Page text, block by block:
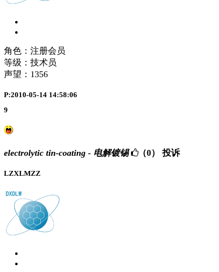
角色：注册会员
等级：技术员
声望： 1356
P:2010-05-14 14:58:06
9
electrolytic tin-coating - 电解镀锡 （0） 投诉
LZXLMZZ